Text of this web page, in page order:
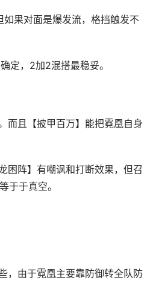
果对面是爆发流，格挡触发不
定，2加2混搭最稳妥。
而且【披甲百万】能把霓凰自身
困阵】有嘲讽和打断效果，但召
于于真空。
，由于霓凰主要靠防御转全队防